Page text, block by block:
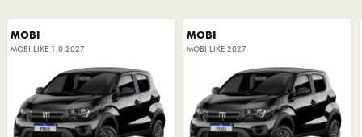
MOBI
MOBI LIKE 1.0 2027
MOBI
MOBI LIKE 2027